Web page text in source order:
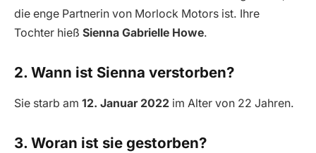
die enge Partnerin von Morlock Motors ist. Ihre
Tochter hieß Sienna Gabrielle Howe.
2. Wann ist Sienna verstorben?
Sie starb am 12. Januar 2022 im Alter von 22 Jahren.
3. Woran ist sie gestorben?